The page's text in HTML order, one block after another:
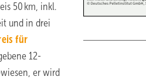
50 km, inkl.
und in drei
für
12-
er wird